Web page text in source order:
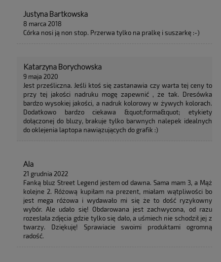
Justyna Bartkowska
8 marca 2018
Córka nosi ją non stop. Przerwa tylko na pralkę i suszarkę :-)
Katarzyna Borychowska
9 maja 2020
Jest prześliczna. Jeśli ktoś się zastanawia czy warta tej ceny to
przy tej jakości nadruku mogę zapewnić , że tak. Dresówka
bardzo wysokiej jakości, a nadruk kolorowy w żywych kolorach.
Dodatkowo bardzo ciekawa &quot;forma&quot; etykiety
dołączonej do bluzy, brakuje tylko barwnych nalepek idealnych
do oklejenia laptopa nawiązujących do grafik :)
Ala
21 grudnia 2022
Fanką bluz Street Legend jestem od dawna. Sama mam 3, a Mąż
kolejne 2. Różową kupiłam na prezent, miałam wątpliwości bo
jest mega różowa i wydawało mi się że to dość ryzykowny
wybór. Ale udało się! Obdarowana jest zachwycona, od razu
rozesłała zdjęcia gdzie tylko się dało, a uśmiech nie schodził jej z
twarzy. Dziękuję! Sprawiacie swoimi produktami ogromną
radość.